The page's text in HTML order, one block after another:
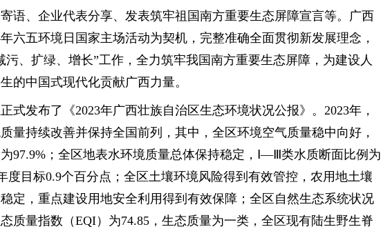
语、企业代表分享、发表筑牢祖国南方重要生态屏障宣言等。广西
六五环境日国家主场活动为契机，完整准确全面贯彻新发展理念，
污、扩绿、增长”工作，全力筑牢我国南方重要生态屏障，为建设人
的中国式现代化贡献广西力量。
式发布了《2023年广西壮族自治区生态环境状况公报》。2023年，
量持续改善并保持全国前列，其中，全区环境空气质量稳中向好，
97.9%；全区地表水环境质量总体保持稳定，Ⅰ—Ⅲ类水质断面比例为
度目标0.9个百分点；全区土壤环境风险得到有效管控，农用地土壤
定，重点建设用地安全利用得到有效保障；全区自然生态系统状况
质量指数（EQI）为74.85，生态质量为一类，全区现有陆生野生脊